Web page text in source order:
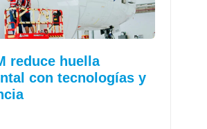
reduce huella
con tecnologías y